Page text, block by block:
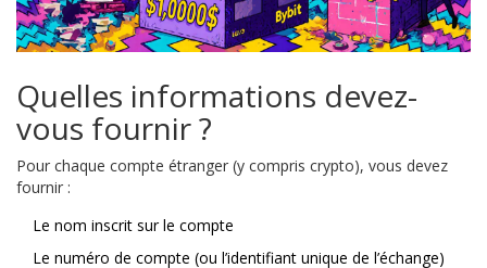
Quelles informations devez-
vous fournir ?
Pour chaque compte étranger (y compris crypto), vous devez
fournir :
Le nom inscrit sur le compte
Le numéro de compte (ou l’identifiant unique de l’échange)